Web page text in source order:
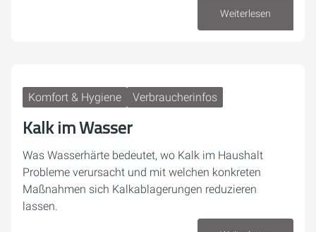
Weiterlesen
Komfort & Hygiene Verbraucherinfos
Kalk im Wasser
Was Wasserhärte bedeutet, wo Kalk im Haushalt
Probleme verursacht und mit welchen konkreten
Maßnahmen sich Kalkablagerungen reduzieren
lassen.